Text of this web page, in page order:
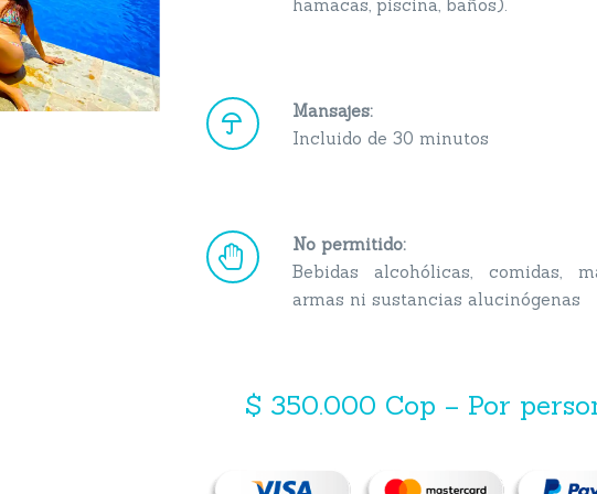
hamacas, piscina, baños).


Mansajes:
Incluido de 30 minutos


No permitido:
Bebidas alcohólicas, comidas,
armas ni sustancias alucinógenas
$ 350.000 Cop – Por